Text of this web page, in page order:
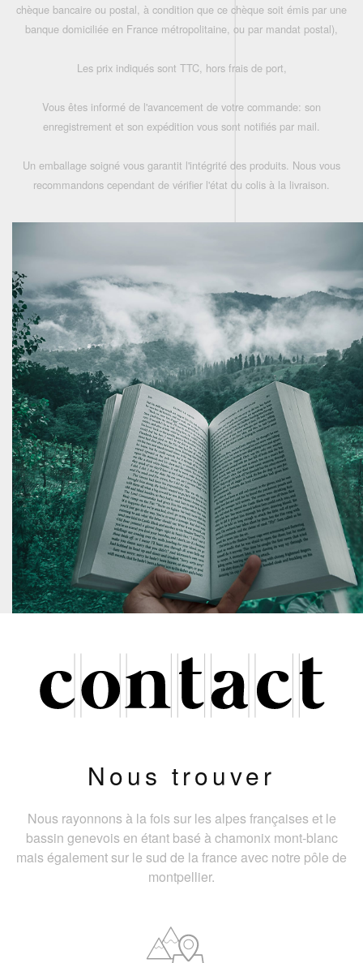
chèque bancaire ou postal, à condition que ce chèque soit émis par une
banque domiciliée en France métropolitaine, ou par mandat postal),
Les prix indiqués sont TTC, hors frais de port,
Vous êtes informé de l'avancement de votre commande: son
enregistrement et son expédition vous sont notifiés par mail.
Un emballage soigné vous garantit l'intégrité des produits. Nous vous
recommandons cependant de vérifier l'état du colis à la livraison.
Nous trouver
Nous rayonnons à la fois sur les alpes françaises et le
bassin genevois en étant basé à chamonix mont-blanc
mais également sur le sud de la france avec notre pôle de
montpellier.